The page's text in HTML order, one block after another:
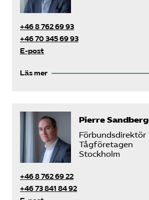
+46 8 762 69 93
+46 70 345 69 93
E-post
Läs mer
Pierre Sandberg
Förbundsdirektör
Tågföretagen
Stockholm
+46 8 762 69 22
+46 73 841 84 92